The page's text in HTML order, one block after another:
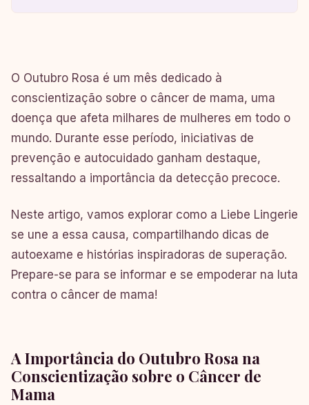
O Outubro Rosa é um mês dedicado à
conscientização sobre o câncer de mama, uma
doença que afeta milhares de mulheres em todo o
mundo. Durante esse período, iniciativas de
prevenção e autocuidado ganham destaque,
ressaltando a importância da detecção precoce.
Neste artigo, vamos explorar como a Liebe Lingerie
se une a essa causa, compartilhando dicas de
autoexame e histórias inspiradoras de superação.
Prepare-se para se informar e se empoderar na luta
contra o câncer de mama!
A Importância do Outubro Rosa na
Conscientização sobre o Câncer de
Mama